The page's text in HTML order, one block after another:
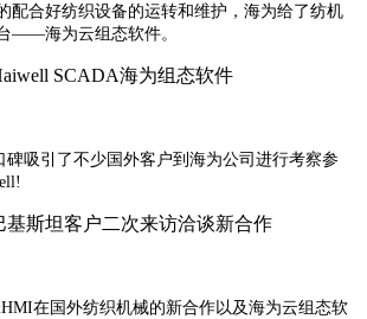
配合好纺织设备的运转和维护，海为给了纺机
——海为云组态软件。
吸引了不少国外客户到海为公司进行考察参
在国外纺织机械的新合作以及海为云组态软